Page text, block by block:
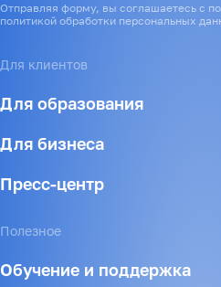
Для клиентов
Для образования
Для бизнеса
Пресс-центр
Полезное
Обучение и поддержка
Отправляя форму, вы соглашаетесь с
политикой обработки персональных